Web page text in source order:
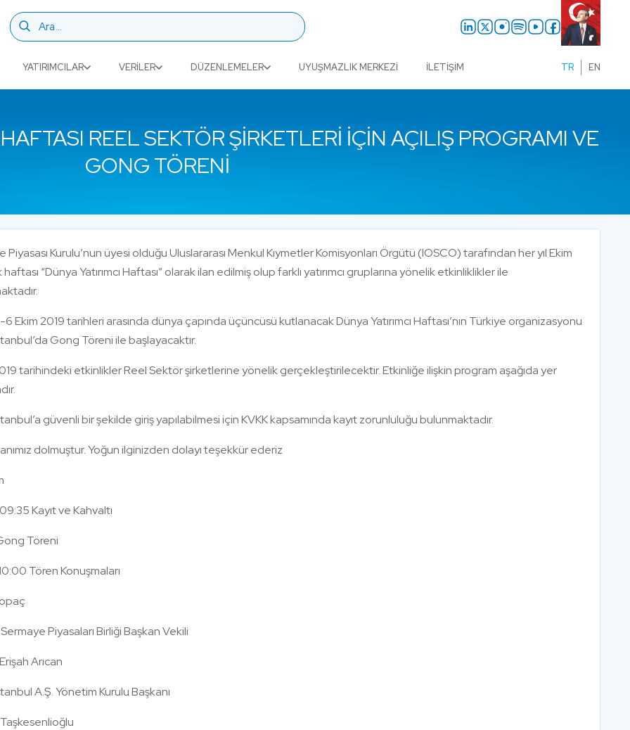
YATIRIMCILAR VERILER DÜZENLEMELER UYUŞMAZLIK MERKEZI İLETIŞIM TR EN
REEL SEKTÖR ŞIRKETLERI İÇIN AÇILIŞ PROGRAMI VE
GONG TÖRENI
Piyasası Kurulu’nun üyesi olduğu Uluslararası Menkul Kıymetler Komisyonları Örgütü (IOSCO) tarafından her yıl Ekim
haftası “Dünya Yatırımcı Haftası” olarak ilan edilmiş olup farklı yatırımcı gruplarına yönelik etkinliklikler ile
Ekim 2019 tarihleri arasında dünya çapında üçüncüsü kutlanacak Dünya Yatırımcı Haftası’nın Türkiye organizasyonu
Gong Töreni ile başlayacaktır.
tarihindeki etkinlikler Reel Sektör şirketlerine yönelik gerçekleştirilecektir. Etkinliğe ilişkin program aşağıda yer
güvenli bir şekilde giriş yapılabilmesi için KVKK kapsamında kayıt zorunluluğu bulunmaktadır.
dolmuştur. Yoğun ilginizden dolayı teşekkür ederiz
Kayıt ve Kahvaltı
Töreni
Tören Konuşmaları
Piyasaları Birliği Başkan Vekili
Arıcan
A.Ş. Yönetim Kurulu Başkanı